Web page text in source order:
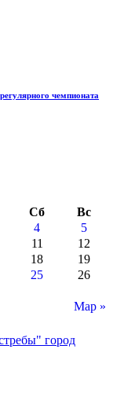
чемпионата
Сб Вс
Мар »
4
5
11
12
18
19
25
26